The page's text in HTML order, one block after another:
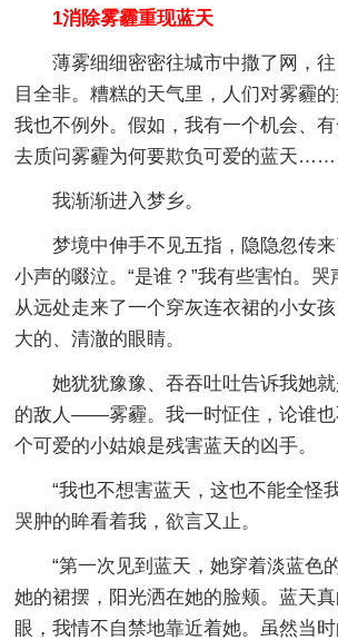
1消除雾霾重现蓝天
薄雾细细密密往城市中撒了网，
目全非。糟糕的天气里，人们对雾霾的
我也不例外。假如，我有一个机会、
去质问雾霾为何要欺负可爱的蓝天……
我渐渐进入梦乡。
梦境中伸手不见五指，隐隐忽传来
小声的啜泣。“是谁？”我有些害怕。
从远处走来了一个穿灰连衣裙的小女
大的、清澈的眼睛。
她犹犹豫豫、吞吞吐吐告诉我她
的敌人——雾霾。我一时怔住，论谁也
个可爱的小姑娘是残害蓝天的凶手。
“我也不想害蓝天，这也不能全怪
哭肿的眸看着我，欲言又止。
“第一次见到蓝天，她穿着淡蓝色
她的裙摆，阳光洒在她的脸颊。蓝天
眼，我情不自禁地靠近着她。虽然当